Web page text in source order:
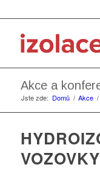
Akce a
Jste zde: Domů / Akce /